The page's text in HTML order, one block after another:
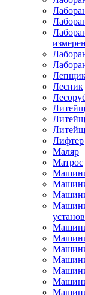
Лепщик
Лесник
Лифтер
Маляр
Матрос